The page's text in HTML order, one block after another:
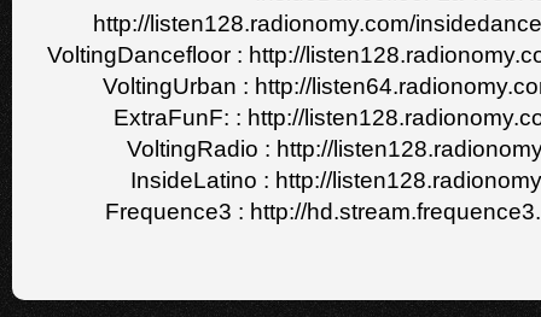
http://listen128.radionomy.com/
VoltingDancefloor : http://
VoltingUrban : http://
ExtraFunF: : http://
VoltingRadio : http://
InsideLatino : http://
Frequence3 : http://